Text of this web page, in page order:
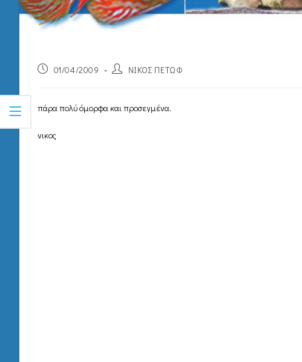
01/04/2009 ΝΙΚΟΣ ΠΕΤΩΦ
πάρα πολύ όμορφα και προσεγμένα.
νικος